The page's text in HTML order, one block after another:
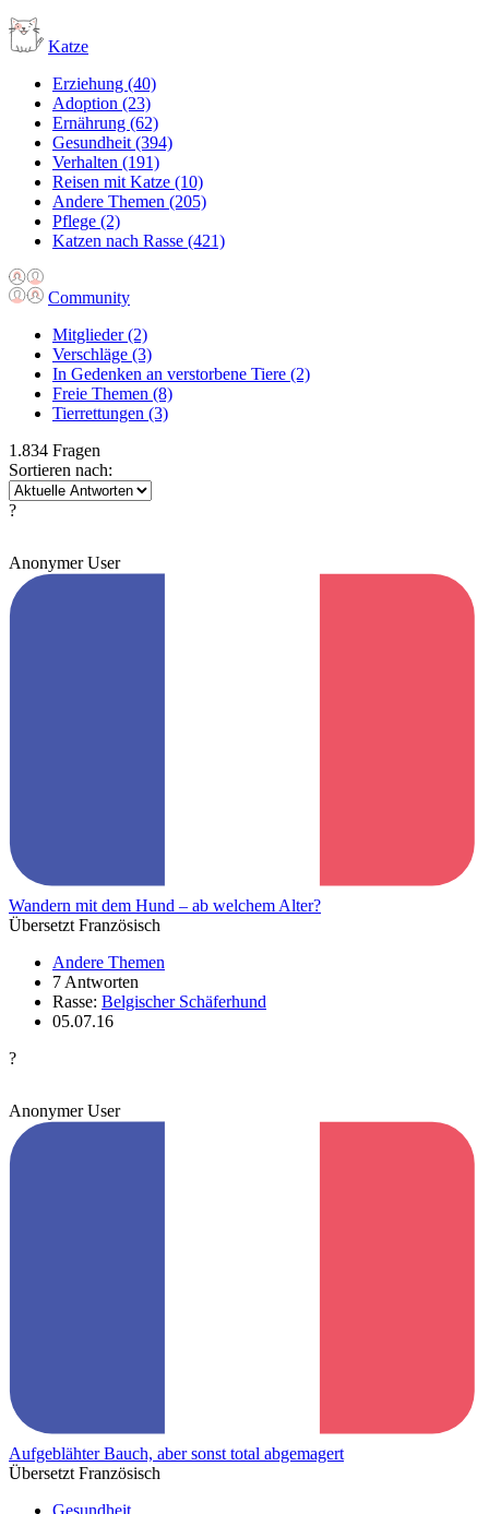
Katze
Erziehung (40)
Adoption (23)
Ernährung (62)
Gesundheit (394)
Verhalten (191)
Reisen mit Katze (10)
Andere Themen (205)
Pflege (2)
Katzen nach Rasse (421)
Community
Mitglieder(2)
Verschläge (3)
In Gedenken an verstorbene Tiere (2)
Freie Themen (8)
Tierrettungen (3)
1.834 Fragen
Sortieren nach:
?
Anonymer User
Wandern mit dem Hund – ab welchem Alter?
Übersetzt Französisch
Andere Themen
7 Antworten
Rasse: Belgischer Schäferhund
05.07.16
?
Anonymer User
Aufgeblähter Bauch, aber sonst total abgemagert
Übersetzt Französisch
Gesundheit